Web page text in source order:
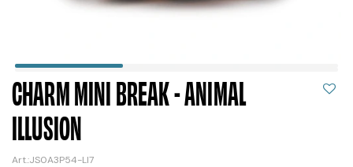
CHARM MINI BREAK - ANIMAL
ILLUSION
JS0A3P54-LI7